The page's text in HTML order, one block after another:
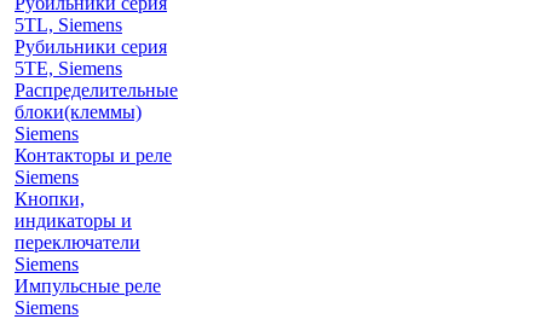
5TL, Siemens
Рубильники серия
5TE, Siemens
Распределительные
блоки(клеммы)
Siemens
Контакторы и реле
Siemens
Кнопки,
индикаторы и
переключатели
Siemens
Импульсные реле
Siemens